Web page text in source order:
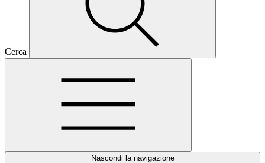
Cerca
Nascondi la navigazione